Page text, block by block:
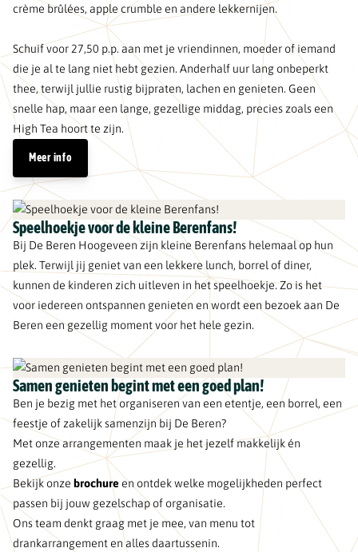
crème brûlées, apple crumble en andere lekkernijen.
Schuif voor 27,50 p.p. aan met je vriendinnen, moeder of iemand
die je al te lang niet hebt gezien. Anderhalf uur lang onbeperkt
thee, terwijl jullie rustig bijpraten, lachen en genieten. Geen
snelle hap, maar een lange, gezellige middag, precies zoals een
High Tea hoort te zijn.
Meer info
Speelhoekje voor de kleine Berenfans!
Bij De Beren Hoogeveen zijn kleine Berenfans helemaal op hun
plek. Terwijl jij geniet van een lekkere lunch, borrel of diner,
kunnen de kinderen zich uitleven in het speelhoekje. Zo is het
voor iedereen ontspannen genieten en wordt een bezoek aan De
Beren een gezellig moment voor het hele gezin.
Samen genieten begint met een goed plan!
Ben je bezig met het organiseren van een etentje, een borrel, een
feestje of zakelijk samenzijn bij De Beren?
Met onze arrangementen maak je het jezelf makkelijk én
gezellig.
Bekijk onze brochure en ontdek welke mogelijkheden perfect
passen bij jouw gezelschap of organisatie.
Ons team denkt graag met je mee, van menu tot
drankarrangement en alles daartussenin.